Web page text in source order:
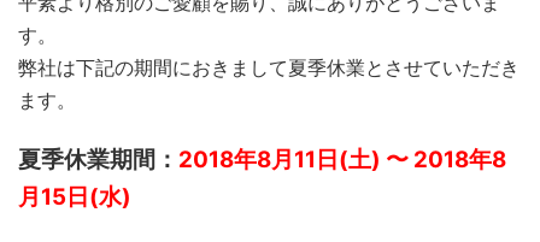
す。
弊社は下記の期間におきまして夏季休業とさせていただき
ます。
夏季休業期間： 2018年8月11日(土) 〜 2018年8
月15日(水)